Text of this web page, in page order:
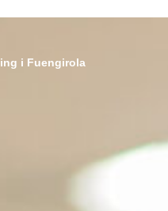
i Fuengirola